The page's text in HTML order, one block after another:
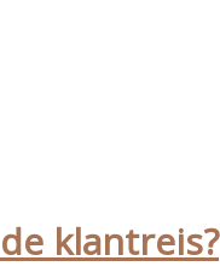
klantreis?